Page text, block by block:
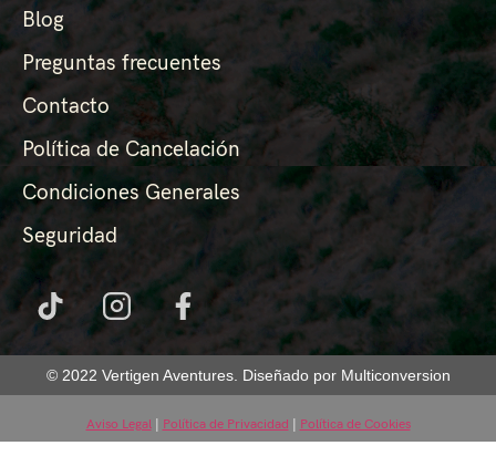
Blog
Preguntas frecuentes
Contacto
Política de Cancelación
Condiciones Generales
Seguridad
© 2022 Vertigen Aventures. Diseñado por Multiconversion
Aviso Legal| Política de Privacidad Política de Cookies